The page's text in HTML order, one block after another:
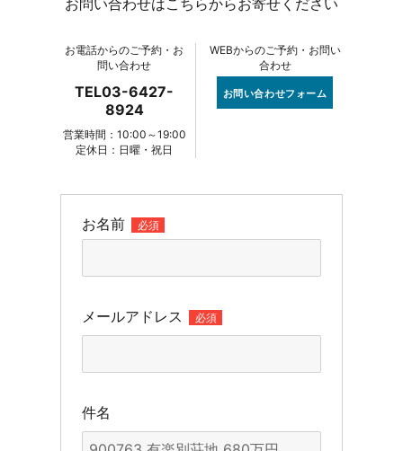
お電話からのご予約・お
問い合わせ
TEL03-6427-
8924
営業時間：10:00～19:00
定休日：日曜・祝日
WEBからのご予約・お問い
合わせ
お問い合わせフォーム
お名前 必須
メールアドレス 必須
件名